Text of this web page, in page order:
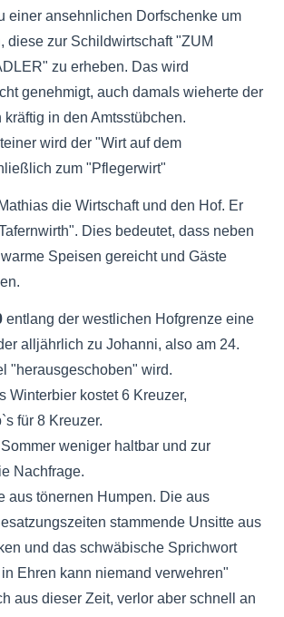
einer ansehnlichen Dorfschenke um
diese zur Schildwirtschaft "ZUM
zu erheben. Das wird
genehmigt, auch damals wieherte der
in den Amtsstübchen.
wird der "Wirt auf dem
zum "Pflegerwirt"
die Wirtschaft und den Hof. Er
Dies bedeutet, dass neben
Speisen gereicht und Gäste
entlang der westlichen Hofgrenze eine
alljährlich zu Johanni, also am 24.
"herausgeschoben" wird.
Winterbier kostet 6 Kreuzer,
für 8 Kreuzer.
weniger haltbar und zur
Nachfrage.
aus tönernen Humpen. Die aus
stammende Unsitte aus
und das schwäbische Sprichwort
Ehren kann niemand verwehren"
aus dieser Zeit, verlor aber schnell an